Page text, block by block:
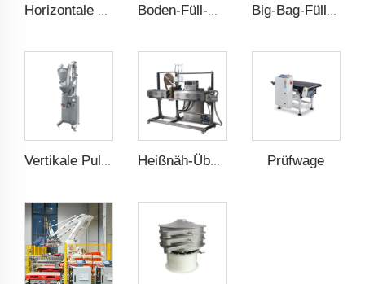
Horizontale Doppelschrauben-Füllmaschine Boden-Füll-Waage Big-Bag-Füllmaschine
Prüfwage